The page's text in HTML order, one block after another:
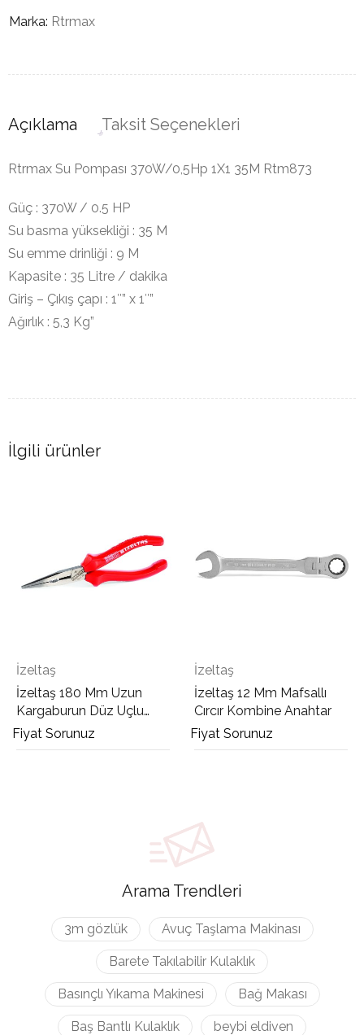
Marka: Rtrmax
Açıklama Taksit Seçenekleri
Rtrmax Su Pompası 370W/0,5Hp 1X1 35M Rtm873
Güç : 370W / 0.5 HP
Su basma yüksekliği : 35 M
Su emme drinliği : 9 M
Kapasite : 35 Litre / dakika
Giriş – Çıkış çapı : 1″” x 1″”
Ağırlık : 5,3 Kg”
İlgili ürünler
İzeltaş
İzeltaş 12 Mm Mafsallı
Cırcır Kombine Anahtar
Fiyat Sorunuz
İzeltaş
İzeltaş 10 Mm Cırcır
Kombine Anahtar
Fiyat Sorunuz
Arama Trendleri
3m gözlük Avuç Taşlama Makinası
Barete Takılabilir Kulaklık
Basınçlı Yıkama Makinesi Bağ Makası
Baş Bantlı Kulaklık beybi eldiven